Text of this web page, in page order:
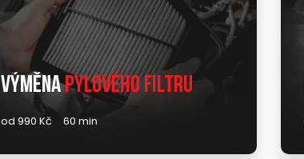
Výměnapylového filtru
od 990 Kč 60 min